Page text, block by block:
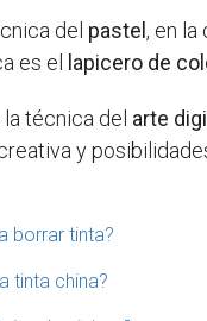
del pastel, en
es el
lapicero de
técnica del arte
y
borrar tinta?
tinta china?